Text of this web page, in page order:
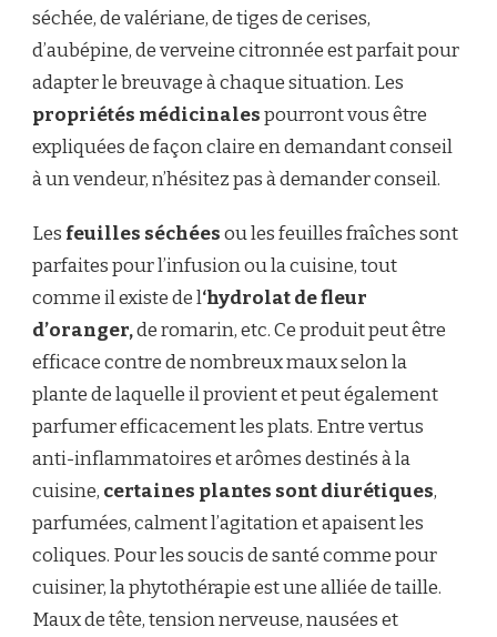
séchée, de valériane, de tiges de cerises,
d’aubépine, de verveine citronnée est parfait pour
adapter le breuvage à chaque situation. Les
propriétés médicinalespourront vous être
expliquées de façon claire en demandant conseil
à un vendeur, n’hésitez pas à demander conseil.
Les feuilles séchéesou les feuilles fraîches sont
parfaites pour l’infusion ou la cuisine, tout
comme il existe de l‘hydrolat de fleur
d’oranger,de romarin, etc. Ce produit peut être
efficace contre de nombreux maux selon la
plante de laquelle il provient et peut également
parfumer efficacement les plats. Entre vertus
anti-inflammatoires et arômes destinés à la
cuisine, certaines plantes sont diurétiques,
parfumées, calment l’agitation et apaisent les
coliques. Pour les soucis de santé comme pour
cuisiner, la phytothérapie est une alliée de taille.
Maux de tête, tension nerveuse, nausées et